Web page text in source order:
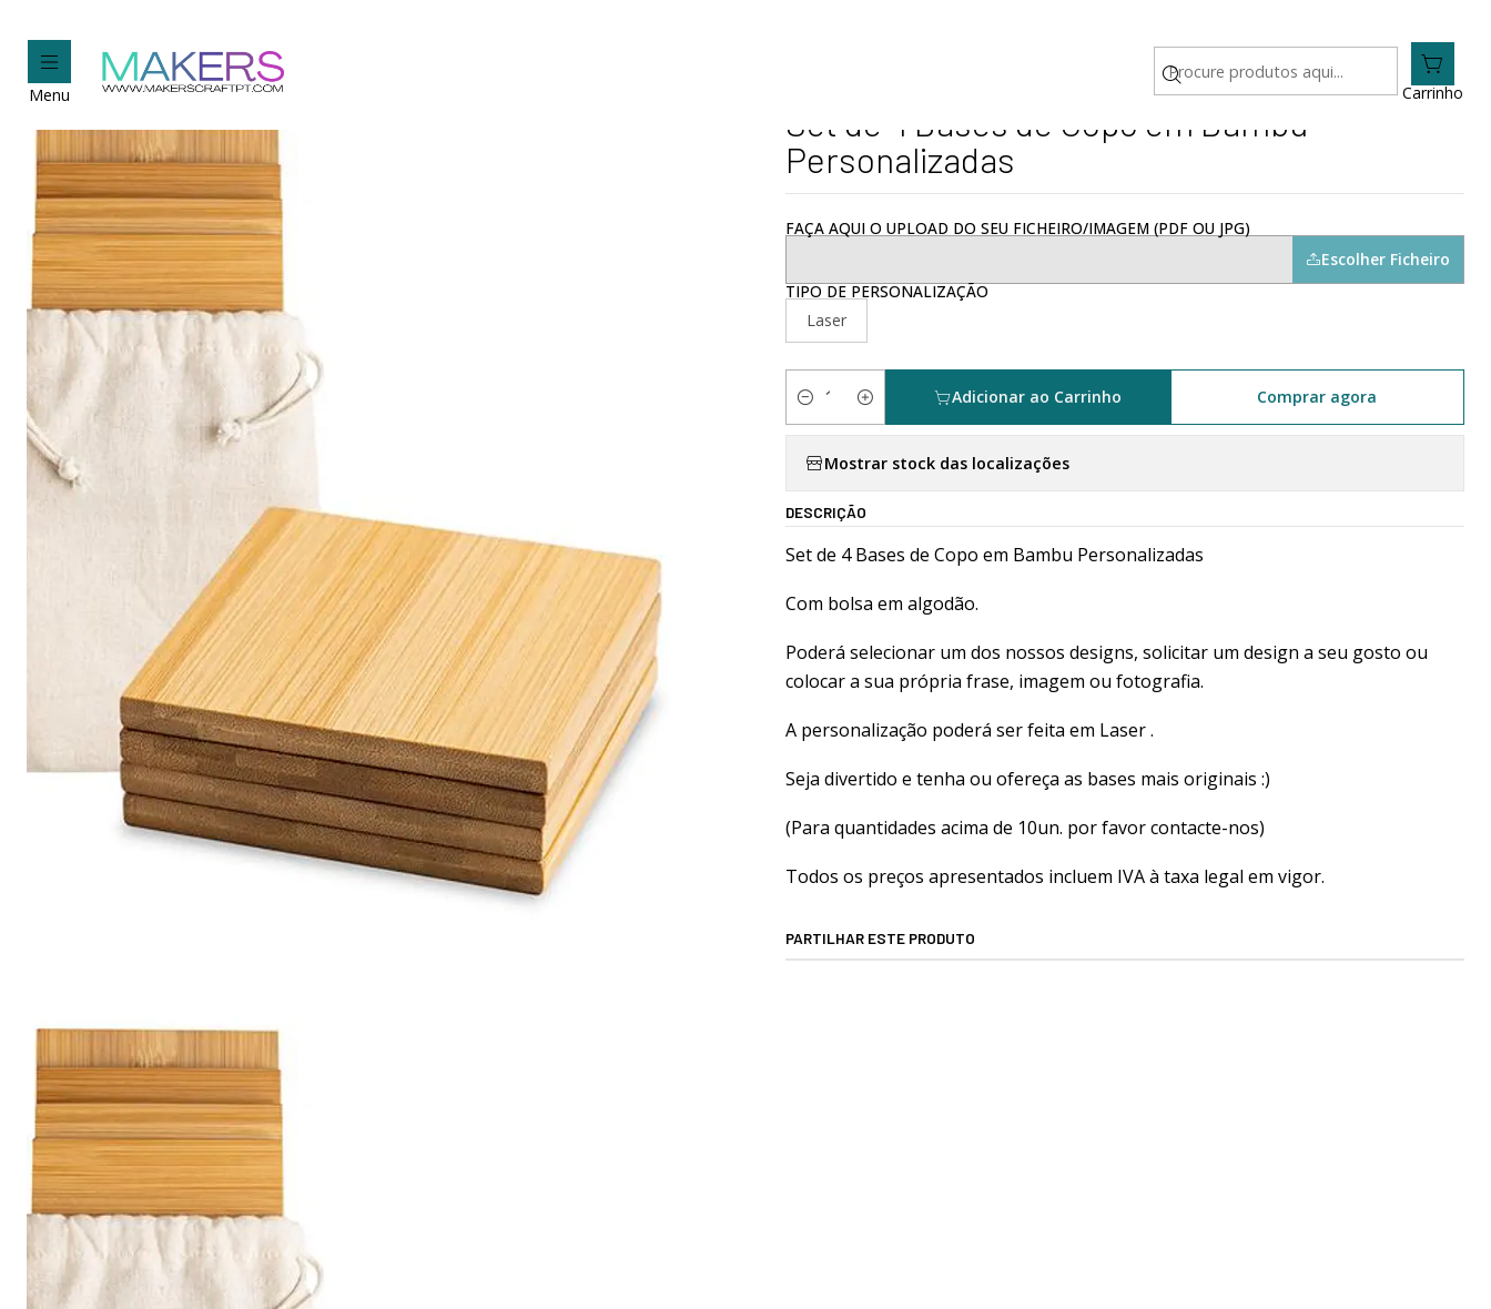
Menu Carrinho
Set de 4 Bases de Copo em Bambu
Personalizadas
FAÇA AQUI O UPLOAD DO SEU FICHEIRO/IMAGEM (PDF OU JPG)
Escolher Ficheiro
TIPO DE PERSONALIZAÇÃO
Laser
Quantidade
Adicionar ao Carrinho Comprar agora
Mostrar stock das localizações
DESCRIÇÃO
Set de 4 Bases de Copo em Bambu Personalizadas
Com bolsa em algodão.
Poderá selecionar um dos nossos designs, solicitar um design a seu gosto ou
colocar a sua própria frase, imagem ou fotografia.
A personalização poderá ser feita em Laser .
Seja divertido e tenha ou ofereça as bases mais originais :)
(Para quantidades acima de 10un. por favor contacte-nos)
Todos os preços apresentados incluem IVA à taxa legal em vigor.
PARTILHAR ESTE PRODUTO